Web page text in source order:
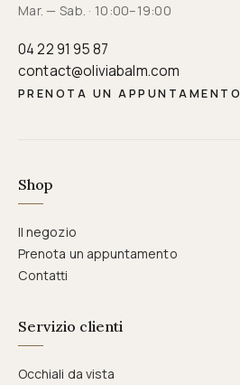
Mar. — Sab. · 10:00–19:00
04 22 91 95 87
contact@oliviabalm.com
PRENOTA UN APPUNTAMENTO
Shop
Il negozio
Prenota un appuntamento
Contatti
Servizio clienti
Occhiali da vista